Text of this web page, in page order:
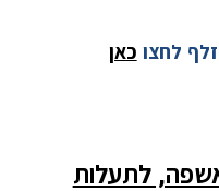
לחצו כאן
לתעלות